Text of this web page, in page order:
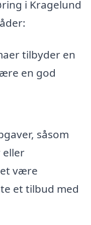
i Kragelund
tilbyder en
en god
såsom
være
et tilbud med